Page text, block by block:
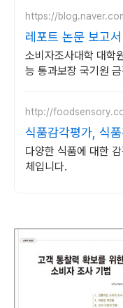
https://
레포트 논문 보고
소비자조사대학 대학
능 통과보장 국기원
http://
식품감각평가, 식
다양한 식품에 대한
체입니다.